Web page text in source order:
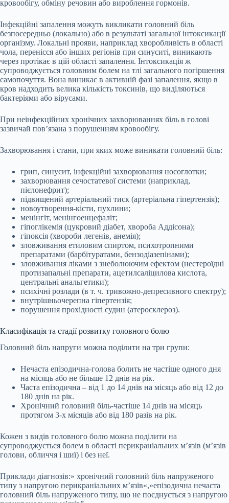
кровообігу, обміну речовин або вироблення гормонів.
Інфекційні запалення можуть викликати головний біль
безпосередньо (локально) або в результаті загальної інтоксикації
організму. Локальні прояви, наприклад хворобливість в області
чола, перенісся або інших регіонів при синуситі, виникають
через протікає в цій області запалення. Інтоксикація ж
супроводжується головним болем на тлі загального погіршення
самопочуття. Вона виникає в активній фазі запалення, якщо в
кров надходить велика кількість токсинів, що виділяються
бактеріями або вірусами.
При неінфекційних хронічних захворюваннях біль в голові
зазвичай пов’язана з порушенням кровообігу.
Захворювання і стани, при яких може виникати головний біль:
грип, синусит, інфекційні захворювання носоглотки;
захворювання сечостатевої системи (наприклад,
пієлонефрит);
підвищений артеріальний тиск (артеріальна гіпертензія);
новоутворення-кісти, пухлини;
менінгіт, менінгоенцефаліт;
гіпоглікемія (цукровий діабет, хвороба Аддісона);
гіпоксія (хвороби легенів, анемія);
зловживання етиловим спиртом, психотропними
препаратами (барбітуратами, бензодіазепінами);
зловживання ліками з знеболюючим ефектом (нестероїдні
протизапальні препарати, ацетилсаліцилова кислота,
центральні анальгетики);
психічні розлади (в т. ч. тривожно-депресивного спектру);
внутрішньочерепна гіпертензія;
порушення прохідності судин (атеросклероз).
Класифікація та стадії розвитку головного болю
Головний біль напруги можна поділити на три групи:
Нечаста епізодична-голова болить не частіше одного дня
на місяць або не більше 12 днів на рік.
Часта епізодична – від 1 до 14 днів на місяць або від 12 до
180 днів на рік.
Хронічний головний біль-частіше 14 днів на місяць
протягом 3-х місяців або від 180 разів на рік.
Кожен з видів головного болю можна поділити на
супроводжується болем в області перикраніальних м’язів (м’язів
голови, обличчя і шиї) і без неї.
Приклади діагнозів:» хронічний головний біль напруженого
типу з напругою перикраніальних м’язів«,»епізодична нечаста
головний біль напруженого типу, що не поєднується з напругою